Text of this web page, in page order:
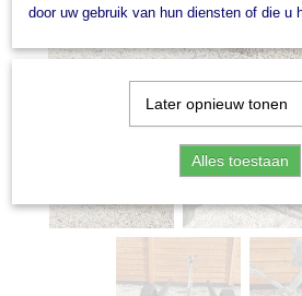
door uw gebruik van hun diensten of die u
Later opnieuw tonen
Alles toestaan